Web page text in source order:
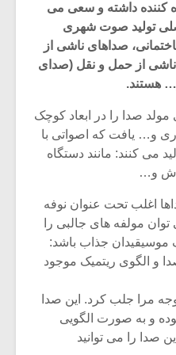
کننده داشته و سعی می
تولید صوت شهری
صداهای ناشی از
از حمل و نقل (صدای
هستند.
صدا را در ابعاد کوچک
و… یافت که اصواتی با
می کنند: مانند دستگاه
اش و…
اغلب تحت عنوان نوفه
مولفه های جالبی را
موسیقیدان جذاب باشد:
و الگوی ریتمیک موجود
مرا جلب کرد. این صدا
و به صورت الگویی
صدا را می توانید